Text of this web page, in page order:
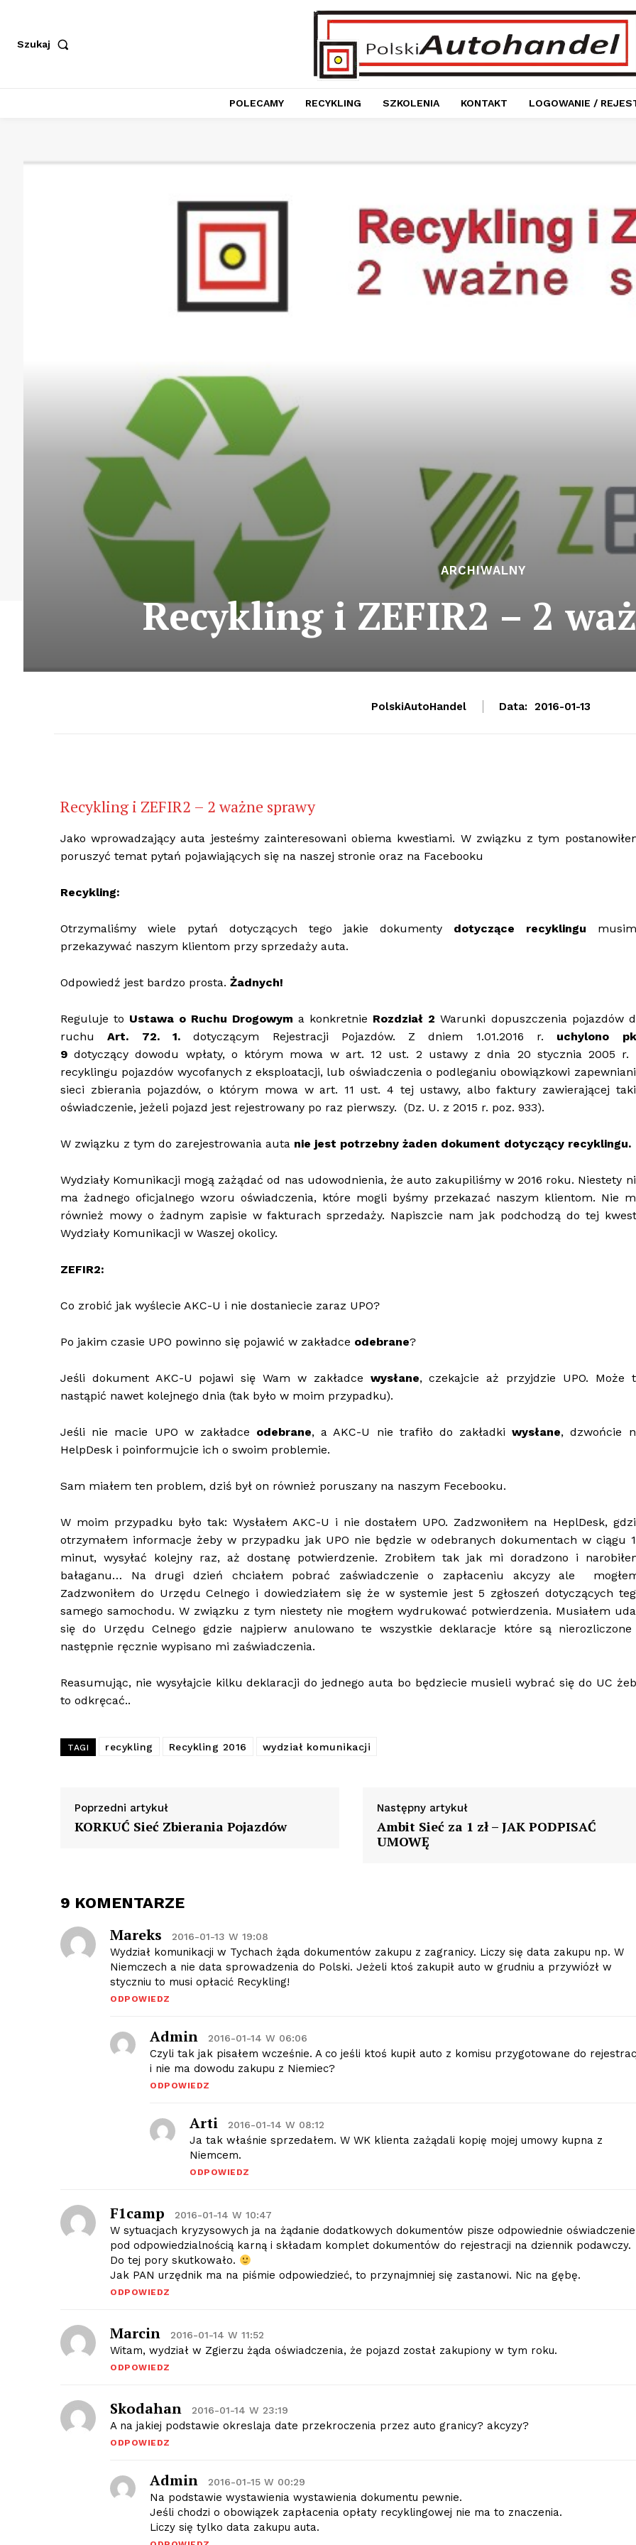
Szukaj
POLECAMY RECYKLING SZKOLENIA KONTAKT LOGOWANIE /
ARCHIWALNY
Recykling i ZEFIR2 – 2
PolskiAutoHandel Data: 2016-01-13
Recykling i ZEFIR2 – 2 ważne sprawy
Jako wprowadzający auta jesteśmy zainteresowani obiema kwestiami. W związku z tym
poruszyć temat pytań pojawiających się na naszej stronie oraz na Facebooku
Recykling:
Otrzymaliśmy wiele pytań dotyczących tego jakie dokumenty dotyczące recyklingu
przekazywać naszym klientom przy sprzedaży auta.
Odpowiedź jest bardzo prosta. Żadnych!
Reguluje to Ustawa o Ruchu Drogowym a konkretnie Rozdział 2 Warunki dopuszczenia pojazdów
ruchuArt. 72. 1.dotyczącym Rejestracji Pojazdów. Z dniem 1.01.2016 r. uchylono
9 dotyczący dowodu wpłaty, o którym mowa w art. 12 ust. 2 ustawy z dnia 20 stycznia 2005 r.
recyklingu pojazdów wycofanych z eksploatacji, lub oświadczenia o podleganiu obowiązkowi
sieci zbierania pojazdów, o którym mowa w art. 11 ust. 4 tej ustawy, albo faktury zawierającej
oświadczenie, jeżeli pojazd jest rejestrowany po raz pierwszy. (Dz. U. z 2015 r. poz. 933).
W związku z tym do zarejestrowania auta nie jest potrzebny żaden dokument dotyczący recyklingu.
Wydziały Komunikacji mogą zażądać od nas udowodnienia, że auto zakupiliśmy w 2016 roku. Niestety
ma żadnego oficjalnego wzoru oświadczenia, które mogli byśmy przekazać naszym klientom. Nie
również mowy o żadnym zapisie w fakturach sprzedaży. Napiszcie nam jak podchodzą do tej
Wydziały Komunikacji w Waszej okolicy.
ZEFIR2:
Co zrobić jak wyślecie AKC-U i nie dostaniecie zaraz UPO?
Po jakim czasie UPO powinno się pojawić w zakładce odebrane?
Jeśli dokument AKC-U pojawi się Wam w zakładce wysłane, czekajcie aż przyjdzie UPO. Może
nastąpić nawet kolejnego dnia (tak było w moim przypadku).
Jeśli nie macie UPO w zakładce odebrane, a AKC-U nie trafiło do zakładkiwysłane, dzwońcie
HelpDesk i poinformujcie ich o swoim problemie.
Sam miałem ten problem, dziś był on również poruszany na naszym Fecebooku.
W moim przypadku było tak: Wysłałem AKC-U i nie dostałem UPO. Zadzwoniłem na HeplDesk,
otrzymałem informacje żeby w przypadku jak UPO nie będzie w odebranych dokumentach w ciągu
minut, wysyłać kolejny raz, aż dostanę potwierdzenie. Zrobiłem tak jak mi doradzono i
bałaganu… Na drugi dzień chciałem pobrać zaświadczenie o zapłaceniu akcyzy ale
Zadzwoniłem do Urzędu Celnego i dowiedziałem się że w systemie jest 5 zgłoszeń dotyczących
samego samochodu. W związku z tym niestety nie mogłem wydrukować potwierdzenia. Musiałem
się do Urzędu Celnego gdzie najpierw anulowano te wszystkie deklaracje które są
następnie ręcznie wypisano mi zaświadczenia.
Reasumując, nie wysyłajcie kilku deklaracji do jednego auta bo będziecie musieli wybrać się do UC
to odkręcać..
TAGI recykling Recykling 2016 wydział komunikacji
Poprzedni artykuł
KORKUĆ Sieć Zbierania Pojazdów
Następny artykuł
Ambit Sieć za 1 zł – JAK PODPISAĆ
UMOWĘ
9 KOMENTARZE
Mareks 2016-01-13 W 19:08
Wydział komunikacji w Tychach żąda dokumentów zakupu z zagranicy. Liczy się data zakupu np. W
Niemczech a nie data sprowadzenia do Polski. Jeżeli ktoś zakupił auto w grudniu a przywiózł w
styczniu to musi opłacić Recykling!
ODPOWIEDZ
Admin 2016-01-14 W 06:06
Czyli tak jak pisałem wcześnie. A co jeśli ktoś kupił auto z komisu przygotowane do
i nie ma dowodu zakupu z Niemiec?
ODPOWIEDZ
Arti 2016-01-14 W 08:12
Ja tak właśnie sprzedałem. W WK klienta zażądali kopię mojej umowy kupna z
Niemcem.
ODPOWIEDZ
F1camp 2016-01-14 W 10:47
W sytuacjach kryzysowych ja na żądanie dodatkowych dokumentów pisze odpowiednie oświadczenie
pod odpowiedzialnością karną i składam komplet dokumentów do rejestracji na dziennik podawczy.
Do tej pory skutkowało.
Jak PAN urzędnik ma na piśmie odpowiedzieć, to przynajmniej się zastanowi. Nic na gębę.
ODPOWIEDZ
Marcin 2016-01-14 W 11:52
Witam, wydział w Zgierzu żąda oświadczenia, że pojazd został zakupiony w tym roku.
ODPOWIEDZ
Skodahan 2016-01-14 W 23:19
A na jakiej podstawie okreslaja date przekroczenia przez auto granicy? akcyzy?
ODPOWIEDZ
Admin 2016-01-15 W 00:29
Na podstawie wystawienia wystawienia dokumentu pewnie.
Jeśli chodzi o obowiązek zapłacenia opłaty recyklingowej nie ma to znaczenia.
Liczy się tylko data zakupu auta.